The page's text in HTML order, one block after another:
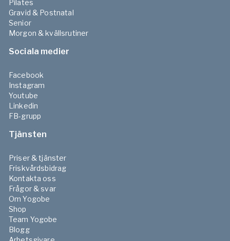
Pilates
Gravid & Postnatal
Senior
Morgon & kvällsrutiner
Sociala medier
Facebook
Instagram
Youtube
Linkedin
FB-grupp
Tjänsten
Priser & tjänster
Friskvårdsbidrag
Kontakta oss
Frågor & svar
Om Yogobe
Shop
Team Yogobe
Blogg